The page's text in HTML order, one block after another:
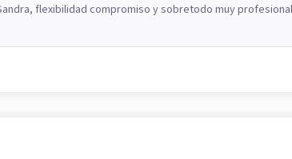
flexibilidad compromiso y sobretodo muy